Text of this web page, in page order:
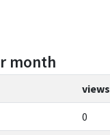
month
views
0